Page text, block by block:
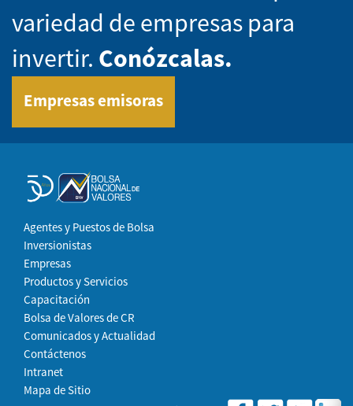
variedad de empresas para
invertir. Conózcalas.
Empresas emisoras
Agentes y Puestos de Bolsa
Inversionistas
Empresas
Productos y Servicios
Capacitación
Bolsa de Valores de CR
Comunicados y Actualidad
Contáctenos
Intranet
Mapa de Sitio